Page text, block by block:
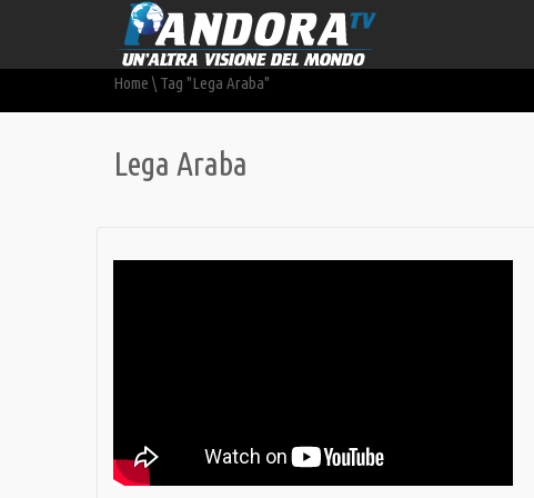
Home \ Tag "Lega Araba"
Lega Araba